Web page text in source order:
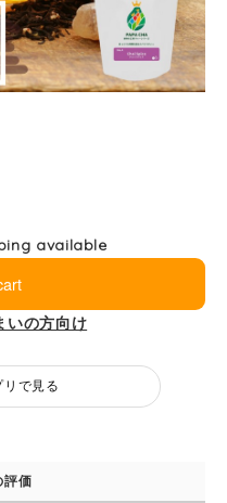
available
いの方向け
で見る
評価